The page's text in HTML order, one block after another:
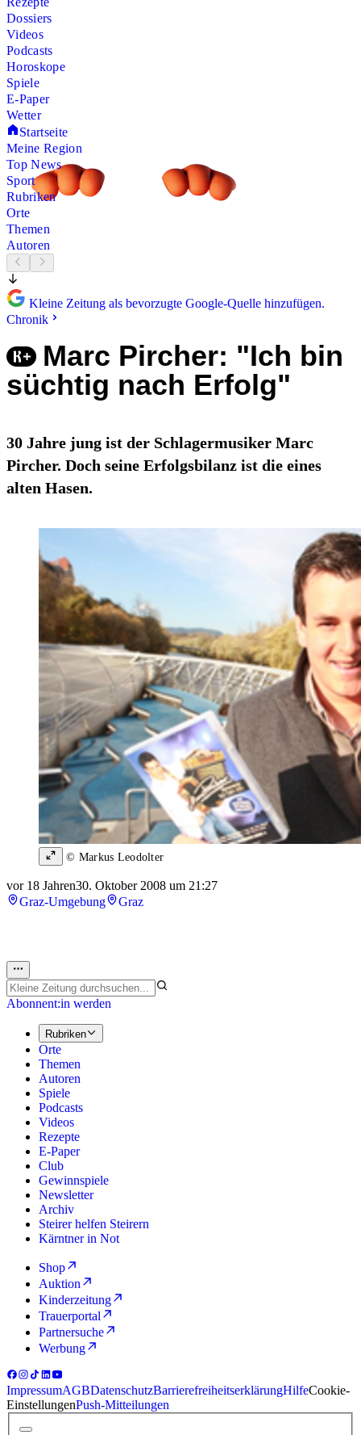
Dossiers
Videos
Podcasts
Horoskope
Spiele
E-Paper
Wetter
Startseite
Meine Region
Top News
Sport
Rubriken
Orte
Themen
Autoren
Kleine Zeitung als bevorzugte Google-Quelle hinzufügen.
Chronik
Marc Pircher: "Ich bin
süchtig nach Erfolg"
30 Jahre jung ist der Schlagermusiker Marc
Pircher. Doch seine Erfolgsbilanz ist die eines
alten Hasen.
© Markus Leodolter
vor 18 Jahren30. Oktober 2008 um 21:27
Graz-Umgebung
Graz
Abonnent:in werden
Rubriken
Orte
Themen
Autoren
Spiele
Podcasts
Videos
Rezepte
E-Paper
Club
Gewinnspiele
Newsletter
Archiv
Steirer helfen Steirern
Kärntner in Not
Shop
Auktion
Kinderzeitung
Trauerportal
Partnersuche
Werbung
ImpressumAGBDatenschutzBarrierefreiheitserklärungHilfeCookie-
EinstellungenPush-Mitteilungen